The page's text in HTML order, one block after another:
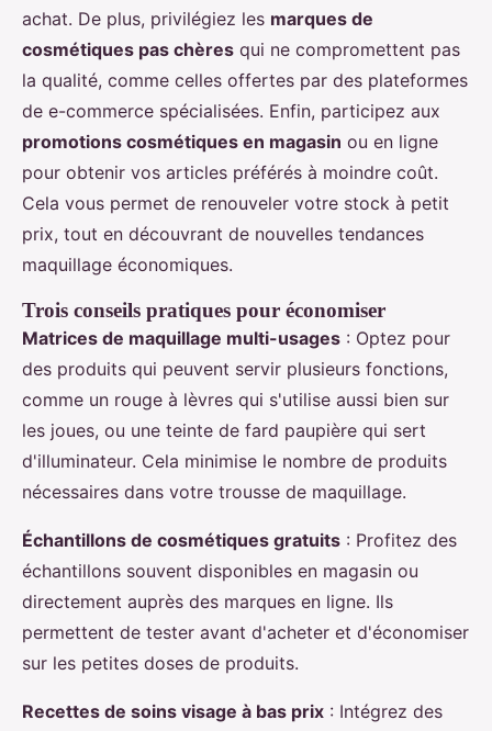
achat. De plus, privilégiez les marques de
cosmétiques pas chères qui ne compromettent pas
la qualité, comme celles offertes par des plateformes
de e-commerce spécialisées. Enfin, participez aux
promotions cosmétiques en magasin ou en ligne
pour obtenir vos articles préférés à moindre coût.
Cela vous permet de renouveler votre stock à petit
prix, tout en découvrant de nouvelles tendances
maquillage économiques.
Trois conseils pratiques pour économiser
Matrices de maquillage multi-usages : Optez pour
des produits qui peuvent servir plusieurs fonctions,
comme un rouge à lèvres qui s'utilise aussi bien sur
les joues, ou une teinte de fard paupière qui sert
d'illuminateur. Cela minimise le nombre de produits
nécessaires dans votre trousse de maquillage.
Échantillons de cosmétiques gratuits : Profitez des
échantillons souvent disponibles en magasin ou
directement auprès des marques en ligne. Ils
permettent de tester avant d'acheter et d'économiser
sur les petites doses de produits.
Recettes de soins visage à bas prix : Intégrez des